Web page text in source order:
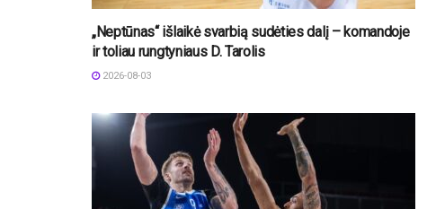
„Neptūnas“ išlaikė svarbią sudėties dalį – komandoje
ir toliau rungtyniaus D. Tarolis
2026-08-03